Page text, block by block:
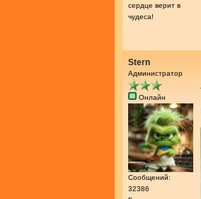
сердце верит в
чудеса!
Stern
Администратор
Онлайн
Сообщений:
32386